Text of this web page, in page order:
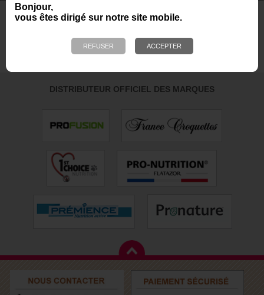
Bonjour,
vous êtes dirigé sur notre site mobile.
Avis de nos Clients
derniers mois. *
4.65/5
DISTRIBUTEUR OFFICIEL DES MARQUES